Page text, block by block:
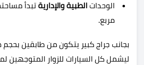
الوحدات الطبية والإدارية تبدأ
مربع.
بجانب جراج كبير يتكون من طابقين
ليشمل كل السيارات للزوار المتوجهين